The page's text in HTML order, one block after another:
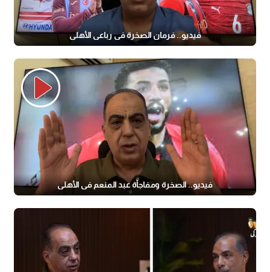
فيديو.. فرمان الصخرة في رباعي الأهلي
فيديو.. الصخرة ومفاجأة عبد المنعم في الأهلي